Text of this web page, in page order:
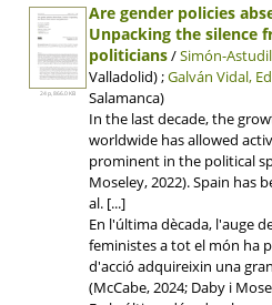
24 p, 866.0 KB
Are gender policies
Unpacking the silence
politicians/Simón-
Valladolid) ;Galván Vidal,
Salamanca)
In the last decade, the
worldwide has allowed
prominent in the political
Moseley, 2022). Spain has
al. [...]
En l'última dècada, l'auge
feministes a tot el món ha
d'acció adquireixin una
(McCabe, 2024; Daby i